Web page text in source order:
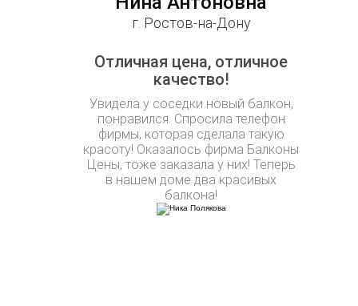
г. Ростов-на-Дону
Отличная цена, отличное
качество!
Увидела у соседки новый балкон,
понравился. Спросила телефон
фирмы, которая сделала такую
красоту! Оказалось фирма Балконы
Цены, тоже заказала у них! Теперь
в нашем доме два красивых
балкона!